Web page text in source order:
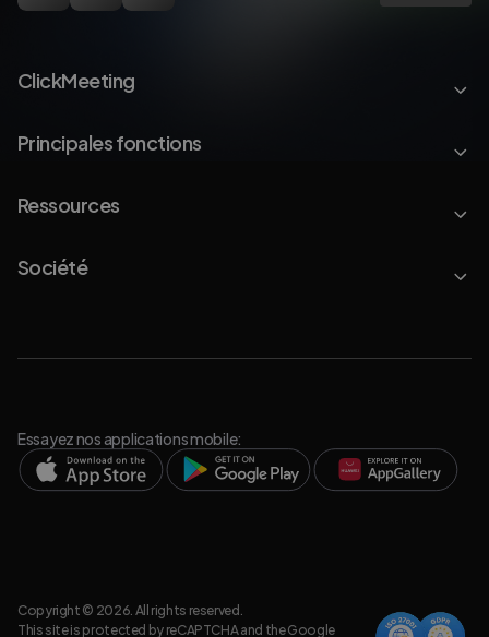
ClickMeeting
Principales fonctions
Ressources
Société
Essayez nos applications mobile:
Copyright © 2026. All rights reserved.
This site is protected by reCAPTCHA and the Google